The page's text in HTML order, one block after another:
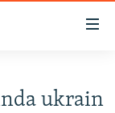
ukrain